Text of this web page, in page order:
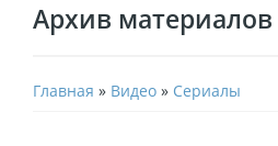
Архив материалов
Главная » Видео » Сериалы